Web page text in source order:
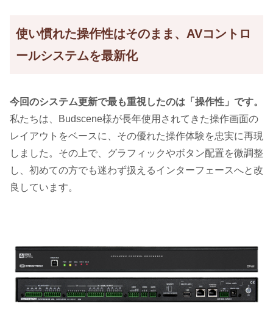
使い慣れた操作性はそのまま、AVコントロ
ールシステムを最新化
今回のシステム更新で最も重視したのは「操作性」です。
私たちは、Budscene様が長年使用されてきた操作画面の
レイアウトをベースに、その優れた操作体験を忠実に再現
しました。その上で、グラフィックやボタン配置を微調整
し、初めての方でも迷わず扱えるインターフェースへと改
良しています。